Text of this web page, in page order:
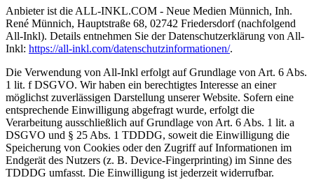
Anbieter ist die ALL-INKL.COM - Neue Medien Münnich, Inh.
René Münnich, Hauptstraße 68, 02742 Friedersdorf (nachfolgend
All-Inkl). Details entnehmen Sie der Datenschutzerklärung von All-
Inkl: https://all-inkl.com/datenschutzinformationen/.
Die Verwendung von All-Inkl erfolgt auf Grundlage von Art. 6 Abs.
1 lit. f DSGVO. Wir haben ein berechtigtes Interesse an einer
möglichst zuverlässigen Darstellung unserer Website. Sofern eine
entsprechende Einwilligung abgefragt wurde, erfolgt die
Verarbeitung ausschließlich auf Grundlage von Art. 6 Abs. 1 lit. a
DSGVO und § 25 Abs. 1 TDDDG, soweit die Einwilligung die
Speicherung von Cookies oder den Zugriff auf Informationen im
Endgerät des Nutzers (z. B. Device-Fingerprinting) im Sinne des
TDDDG umfasst. Die Einwilligung ist jederzeit widerrufbar.